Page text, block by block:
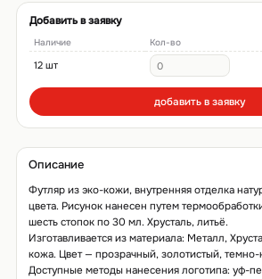
Добавить в заявку
Наличие Кол-во
12 шт
добавить в заявку
Описание
Футляр из эко-кожи, внутренняя отделка
цвета. Рисунок нанесен путем
шесть стопок по 30 мл. Хрусталь, литьё.
Изготавливается из материала: Металл,
кожа. Цвет — прозрачный, золотистый,
Доступные методы нанесения логотипа: уф-